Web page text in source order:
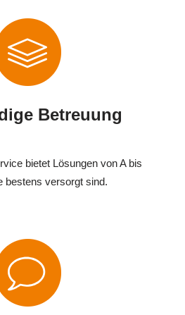
Betreuung
bietet Lösungen von A bis
bestens versorgt sind.